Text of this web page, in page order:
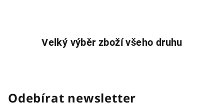
Velký výběr zboží všeho druhu
Odebírat newsletter